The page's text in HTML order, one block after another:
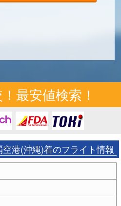
最安値検索！
港(沖縄)着のフライト情報